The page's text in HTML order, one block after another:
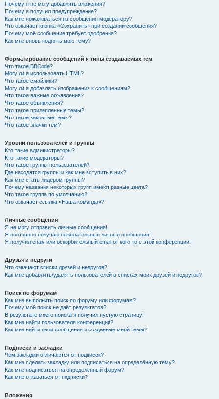
Почему я не могу добавлять вложения?
Почему я получил предупреждение?
Как мне пожаловаться на сообщения модератору?
Что означает кнопка «Сохранить» при создании сообщения?
Почему моё сообщение требует одобрения?
Как мне вновь поднять мою тему?
Форматирование сообщений и типы создаваемых тем
Что такое BBCode?
Могу ли я использовать HTML?
Что такое смайлики?
Могу ли я добавлять изображения к сообщениям?
Что такое важные объявления?
Что такое объявления?
Что такое прилепленные темы?
Что такое закрытые темы?
Что такое значки тем?
Уровни пользователей и группы
Кто такие администраторы?
Кто такие модераторы?
Что такое группы пользователей?
Где находятся группы и как мне вступить в них?
Как мне стать лидером группы?
Почему названия некоторых групп имеют разные цвета?
Что такое группа по умолчанию?
Что означает ссылка «Наша команда»?
Личные сообщения
Я не могу отправить личные сообщения!
Я постоянно получаю нежелательные личные сообщения!
Я получил спам или оскорбительный email от кого-то с этой конференции!
Друзья и недруги
Что означают списки друзей и недругов?
Как мне добавлять/удалять пользователей в списках моих друзей и недругов?
Поиск по форумам
Как мне выполнить поиск по форуму или форумам?
Почему мой поиск не даёт результатов?
В результате моего поиска я получил пустую страницу!
Как мне найти пользователя конференции?
Как мне найти свои сообщения и созданные мной темы?
Подписки и закладки
Чем закладки отличаются от подписок?
Как мне сделать закладку или подписаться на определённую тему?
Как мне подписаться на определённый форум?
Как мне отказаться от подписки?
Вложения